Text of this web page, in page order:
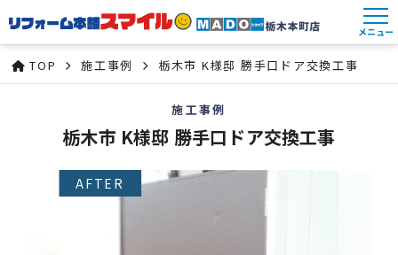
メニュー
TOP 施工事例 栃木市 K様邸 勝手口ドア交換工事
施工事例
栃木市 K様邸 勝手口ドア交換工事